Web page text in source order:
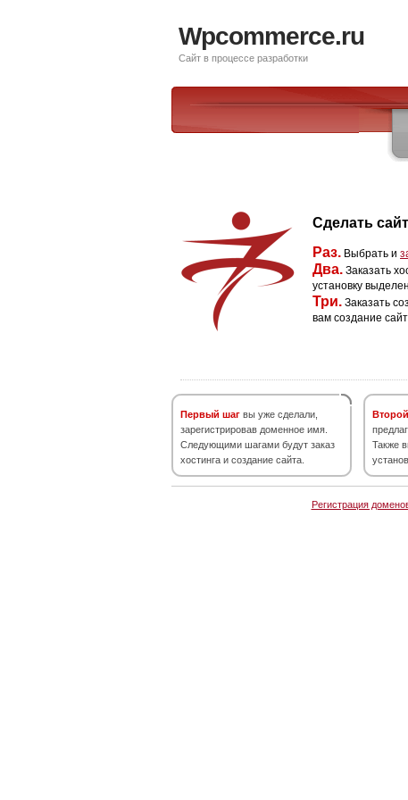
Wpcommerce.ru
Сайт в процессе разработки
Сделать
Раз. Выбрать и
Два. Заказать
установку
Три. Заказать
вам создание
Первый шаг вы уже сделали,
зарегистрировав доменное имя.
Следующими шагами будут заказ
хостинга и создание сайта.
Также
Регистрация